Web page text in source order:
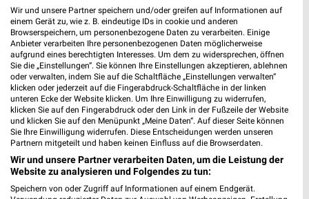
Gültig ab Mi. 12.08. Gültig bis So. 09.08.
Tchibo Tchibo
Wir und unsere Partner speichern und/oder greifen auf Informationen auf
einem Gerät zu, wie z. B. eindeutige IDs in cookie und anderen
Browserspeichern, um personenbezogene Daten zu verarbeiten. Einige
Anbieter verarbeiten Ihre personenbezogenen Daten möglicherweise
aufgrund eines berechtigten Interesses. Um dem zu widersprechen, öffnen
Sie die „Einstellungen“. Sie können Ihre Einstellungen akzeptieren, ablehnen
oder verwalten, indem Sie auf die Schaltfläche „Einstellungen verwalten“
klicken oder jederzeit auf die Fingerabdruck-Schaltfläche in der linken
unteren Ecke der Website klicken. Um Ihre Einwilligung zu widerrufen,
klicken Sie auf den Fingerabdruck oder den Link in der Fußzeile der Website
und klicken Sie auf den Menüpunkt „Meine Daten“. Auf dieser Seite können
Sie Ihre Einwilligung widerrufen. Diese Entscheidungen werden unseren
Partnern mitgeteilt und haben keinen Einfluss auf die Browserdaten.
Wir und unsere Partner verarbeiten Daten, um die Leistung der
Website zu analysieren und Folgendes zu tun:
Speichern von oder Zugriff auf Informationen auf einem Endgerät.